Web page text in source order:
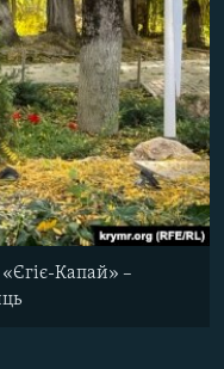
Капай» –